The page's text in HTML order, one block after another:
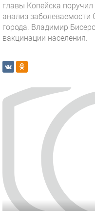
главы Копейска
анализ
города. Владимир
вакцинации населения.